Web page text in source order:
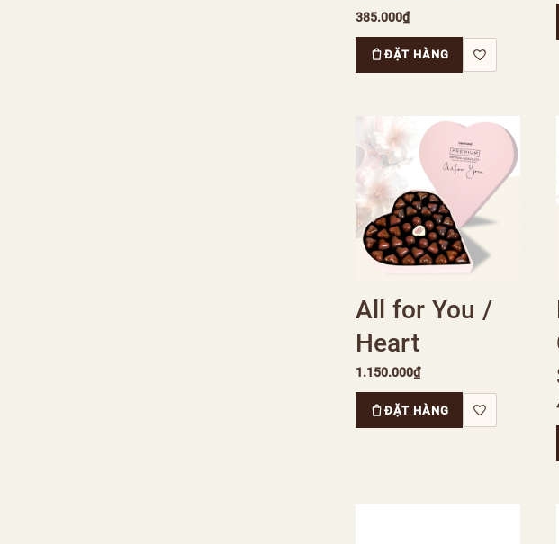
385.000₫
ĐẶT HÀNG
All for You /
Heart
1.150.000₫
ĐẶT HÀNG